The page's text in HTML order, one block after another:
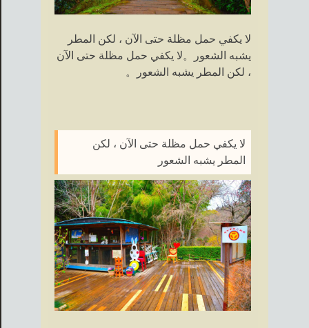
لا يكفي حمل مظلة حتى الآن ، لكن المطر
يشبه الشعور。لا يكفي حمل مظلة حتى الآن
، لكن المطر يشبه الشعور。
لا يكفي حمل مظلة حتى الآن ، لكن
المطر يشبه الشعور